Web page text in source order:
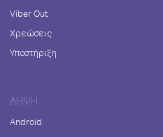
Viber Out
Χρεώσεις
Υποστήριξη
ΛΉΨΗ
Android